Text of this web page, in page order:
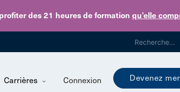
des 21 heures de formation qu’elle
Skip to main content
Carrières Connexion Devenez